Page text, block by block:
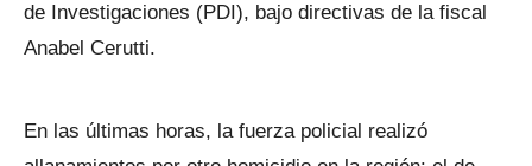
de Investigaciones (PDI), bajo directivas de la fiscal
Anabel Cerutti.
En las últimas horas, la fuerza policial realizó